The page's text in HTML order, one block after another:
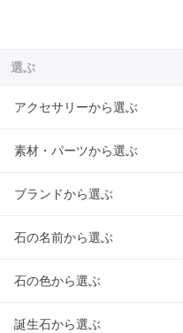
選ぶ
アクセサリーから選ぶ
素材・パーツから選ぶ
ブランドから選ぶ
石の名前から選ぶ
石の色から選ぶ
誕生石から選ぶ